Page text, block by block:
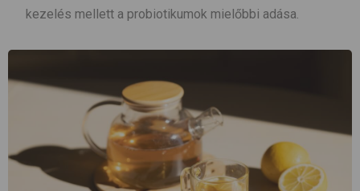
kezelés mellett a probiotikumok mielőbbi adása.